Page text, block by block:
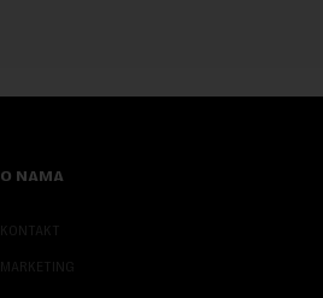
O NAMA
KONTAKT
MARKETING